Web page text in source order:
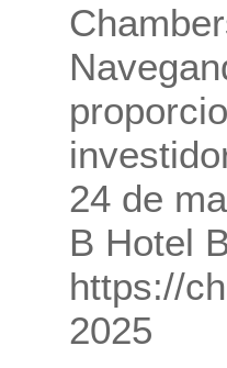
24 de
B Hotel
https://
2025